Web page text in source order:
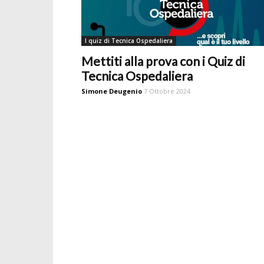
I quiz di Tecnica Ospedaliera
Mettiti alla prova con i Quiz di
Tecnica Ospedaliera
Simone Deugenio 7 Ottobre 2024